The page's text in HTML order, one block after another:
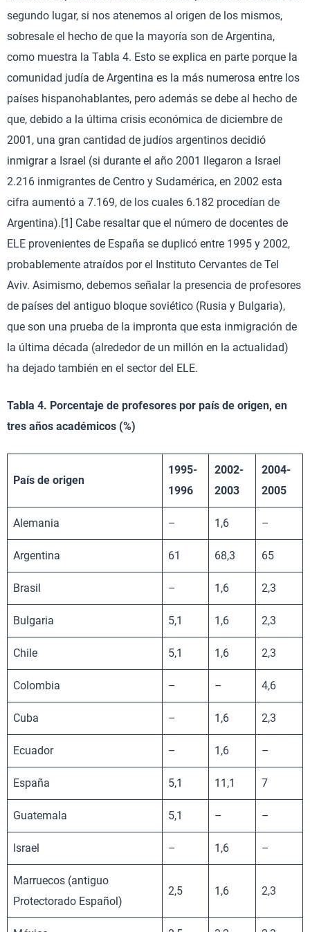
segundo lugar, si nos atenemos al origen de los mismos,
sobresale el hecho de que la mayoría son de Argentina,
como muestra la Tabla 4. Esto se explica en parte porque la
comunidad judía de Argentina es la más numerosa entre los
países hispanohablantes, pero además se debe al hecho de
que, debido a la última crisis económica de diciembre de
2001, una gran cantidad de judíos argentinos decidió
inmigrar a Israel (si durante el año 2001 llegaron a Israel
2.216 inmigrantes de Centro y Sudamérica, en 2002 esta
cifra aumentó a 7.169, de los cuales 6.182 procedían de
Argentina).[1] Cabe resaltar que el número de docentes de
ELE provenientes de España se duplicó entre 1995 y 2002,
probablemente atraídos por el Instituto Cervantes de Tel
Aviv. Asimismo, debemos señalar la presencia de profesores
de países del antiguo bloque soviético (Rusia y Bulgaria),
que son una prueba de la impronta que esta inmigración de
la última década (alrededor de un millón en la actualidad)
ha dejado también en el sector del ELE.
Tabla 4. Porcentaje de profesores por país de origen, en
tres años académicos (%)
País de origen
1995-
1996
2002-
2003
2004-
2005
Alemania – 1,6 –
Argentina 61 68,3 65
Brasil – 1,6 2,3
Bulgaria 5,1 1,6 2,3
Chile 5,1 1,6 2,3
Colombia – – 4,6
Cuba – 1,6 2,3
Ecuador – 1,6 –
España 5,1 11,1 7
Guatemala 5,1 – –
Israel – 1,6 –
Marruecos (antiguo
Protectorado Español)
2,5 1,6 2,3